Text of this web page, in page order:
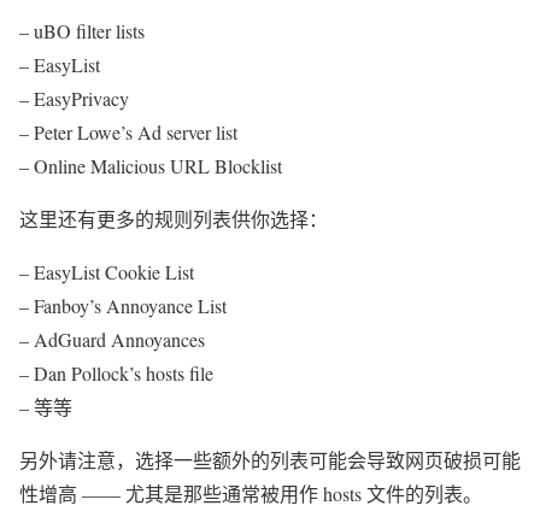
– uBO filter lists
– EasyList
– EasyPrivacy
– Peter Lowe’s Ad server list
– Online Malicious URL Blocklist
这里还有更多的规则列表供你选择：
– EasyList Cookie List
– Fanboy’s Annoyance List
– AdGuard Annoyances
– Dan Pollock’s hosts file
– 等等
另外请注意，选择一些额外的列表可能会导致网页破损可能
性增高 —— 尤其是那些通常被用作 hosts 文件的列表。